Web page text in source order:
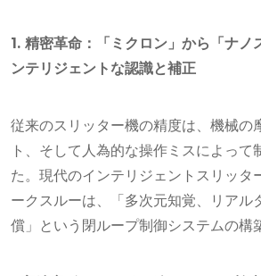
1. 精密革命：「ミクロン」から「ナノ
ンテリジェントな認識と補正
従来のスリッター機の精度は、機械の
ト、そして人為的な操作ミスによって
た。現代のインテリジェントスリッタ
ークスルーは、「多次元知覚、リアル
償」という閉ループ制御システムの構